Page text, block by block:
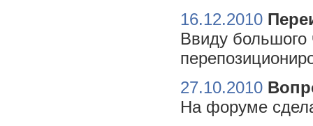
16.12.2010
Ввиду большого
27.10.2010
На форуме